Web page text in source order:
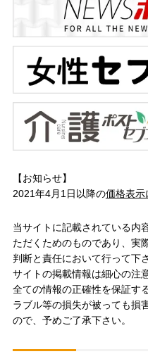
【お知らせ】
2021年4月1日以降の価格表示
当サイトに記載されている内
ただくためのものであり、実
判断と責任において行って下
サイトの掲載情報は細心の注
全ての情報の正確性を保証す
ラブル等の損失が被っても損
ので、予めご了承下さい。